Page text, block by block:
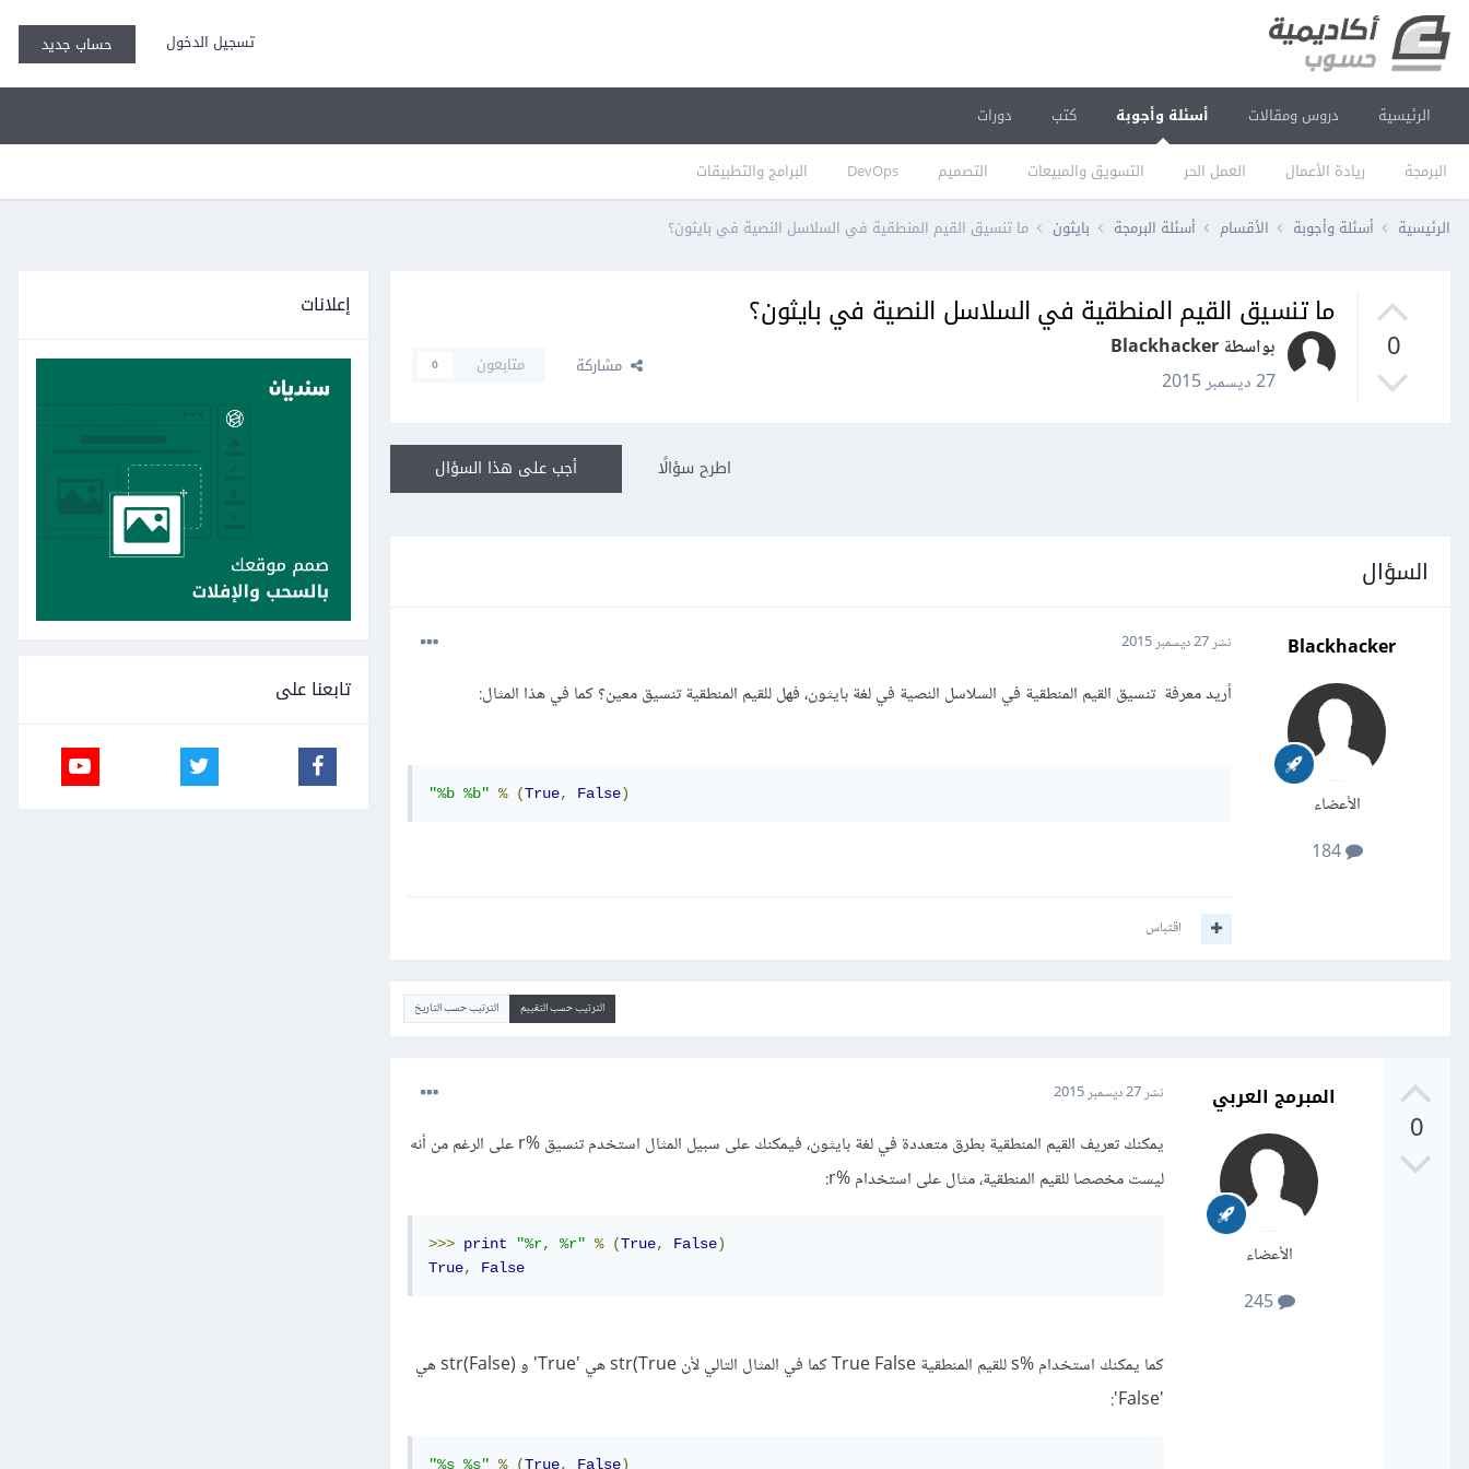
تسجيل الدخول حساب جديد
الرئيسية دروس ومقالات أسئلة وأجوبة
البرمجة ريادة الأعمال العمل الحر التسويق والمبيعات التصميم DevOps البرامج والتطبيقات
كتب دورات
الرئيسية أسئلة وأجوبة الأقسام أسئلة البرمجة بايثون ما تنسيق القيم المنطقية في السلاسل النصية في بايثون؟
0
ما تنسيق القيم المنطقية في السلاسل النصية في بايثون؟
بواسطة Blackhacker
27 ديسمبر 2015
مشاركة متابعون 0
أجب على هذا السؤال اطرح سؤالًا
السؤال
Blackhacker
الأعضاء
184
نشر27 ديسمبر 2015
أريد معرفة تنسيق القيم المنطقية في السلاسل النصية في لغة بايثون، فهل للقيم المنطقية تنسيق معين؟ كما في هذا المثال:
"%b %b" % (True, False)
اقتباس
الترتيب حسب التقييم الترتيب حسب التاريخ
0
المبرمج العربي
الأعضاء
245
نشر27 ديسمبر 2015
يمكنك تعريف القيم المنطقية بطرق متعددة في لغة بايثون، فيمكنك على سبيل المثال استخدم تنسيق %r على الرغم من أنه
ليست مخصصا للقيم المنطقية، مثال على استخدام %r:
>>> print "%r, %r" % (True, False)
True, False
كما يمكنك استخدام %s للقيم المنطقية True False كما في المثال التالي لأن str(True هي 'True' و str(False) هي
'False':
"%s %s" % (True, False)
إعلانات
تابعنا على